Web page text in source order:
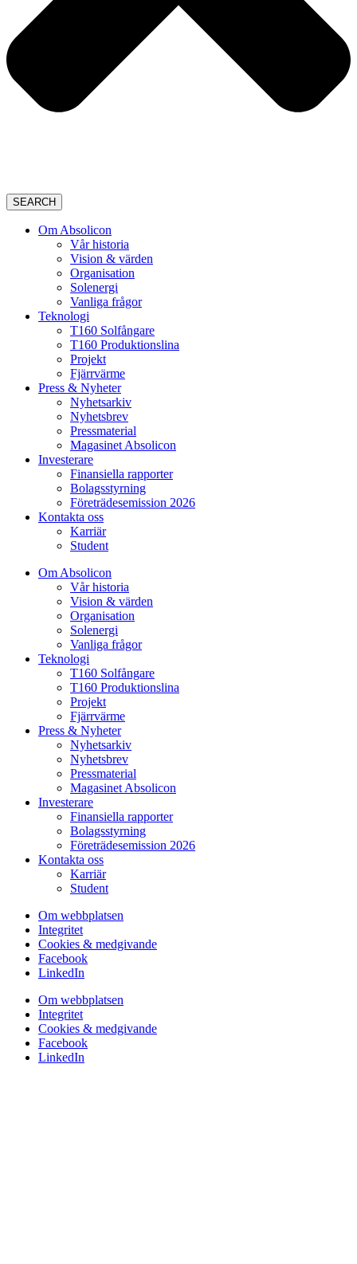
SEARCH
Om Absolicon
Vår historia
Vision & värden
Organisation
Solenergi
Vanliga frågor
Teknologi
T160 Solfångare
T160 Produktionslina
Projekt
Fjärrvärme
Press & Nyheter
Nyhetsarkiv
Nyhetsbrev
Pressmaterial
Magasinet Absolicon
Investerare
Finansiella rapporter
Bolagsstyrning
Företrädesemission 2026
Kontakta oss
Karriär
Student
Om Absolicon
Vår historia
Vision & värden
Organisation
Solenergi
Vanliga frågor
Teknologi
T160 Solfångare
T160 Produktionslina
Projekt
Fjärrvärme
Press & Nyheter
Nyhetsarkiv
Nyhetsbrev
Pressmaterial
Magasinet Absolicon
Investerare
Finansiella rapporter
Bolagsstyrning
Företrädesemission 2026
Kontakta oss
Karriär
Student
Om webbplatsen
Integritet
Cookies & medgivande
Facebook
LinkedIn
Om webbplatsen
Integritet
Cookies & medgivande
Facebook
LinkedIn